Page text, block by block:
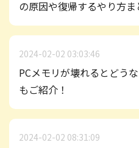
の原因や復帰するやり方ま
2024-02-02 03:03:46
PCメモリが壊れるとどう
もご紹介！
2024-02-02 08:31:09